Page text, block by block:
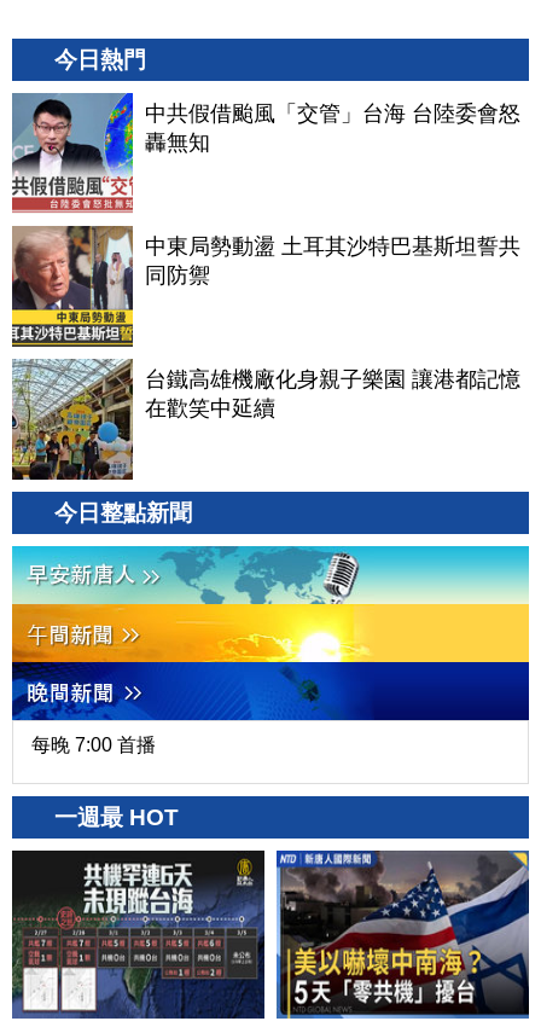
今日熱門
中共假借颱風「交管」台海 台陸委會怒
轟無知
中東局勢動盪 土耳其沙特巴基斯坦誓共
同防禦
台鐵高雄機廠化身親子樂園 讓港都記憶
在歡笑中延續
今日整點新聞
每晚 7:00 首播
一週最 HOT